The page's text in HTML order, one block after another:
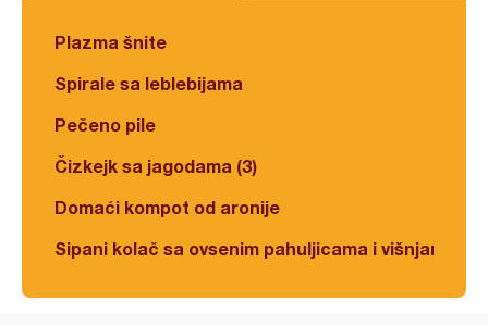
Plazma šnite
Spirale sa leblebijama
Pečeno pile
Čizkejk sa jagodama (3)
Domaći kompot od aronije
Sipani kolač sa ovsenim pahuljicama i višnjama